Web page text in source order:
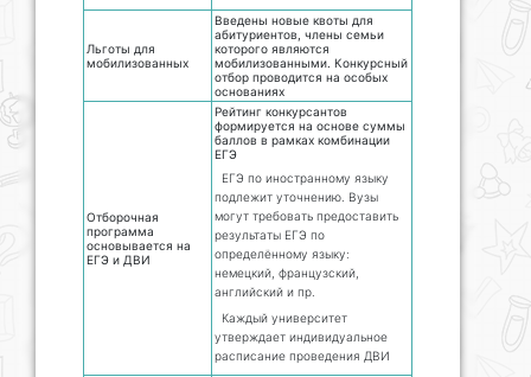
Льготы для
мобилизованных
Введены новые квоты для
абитуриентов, члены семьи
которого являются
мобилизованными. Конкурсный
отбор проводится на особых
основаниях
Отборочная
программа
основывается на
ЕГЭ и ДВИ
Рейтинг конкурсантов
формируется на основе суммы
баллов в рамках комбинации
ЕГЭ
ЕГЭ по иностранному языку
подлежит уточнению. Вузы
могут требовать предоставить
результаты ЕГЭ по
определённому языку:
немецкий, французский,
английский и пр.
Каждый университет
утверждает индивидуальное
расписание проведения ДВИ